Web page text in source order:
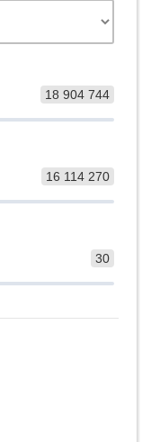
18 904 744
16 114 270
30